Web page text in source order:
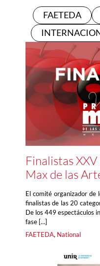
FAETEDA
Finalistas
Max de las
El comité organizador de
finalistas de las 20
De los 449 espectáculos
fase […]
FAETEDA, National